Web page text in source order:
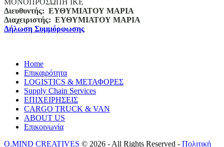
Διευθυντής: ΕΥΘΥΜΙΑΤΟΥ ΜΑΡΙΑ
Διαχειριστής: ΕΥΘΥΜΙΑΤΟΥ ΜΑΡΙΑ
Δήλωση Συμμόρφωσης
Home
Επικαιρότητα
LOGISTICS & ΜΕΤΑΦΟΡΕΣ
Supply Chain Services
ΕΠΙΧΕΙΡΗΣΕΙΣ
CARGO TRUCK & VAN
ABOUT US
Επικοινωνία
O.MIND CREATIVES © 2026 - All Rights Reserved - Πολιτική